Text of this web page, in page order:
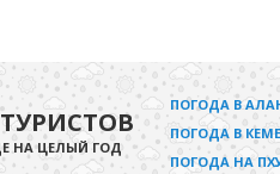
НА ЦЕЛЫЙ ГОД
ПОГОДА В
ПОГОДА В
ПОГОДА НА